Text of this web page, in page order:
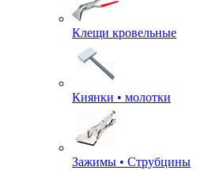
Клещи кровельные
Киянки • молотки
Зажимы • Струбцины